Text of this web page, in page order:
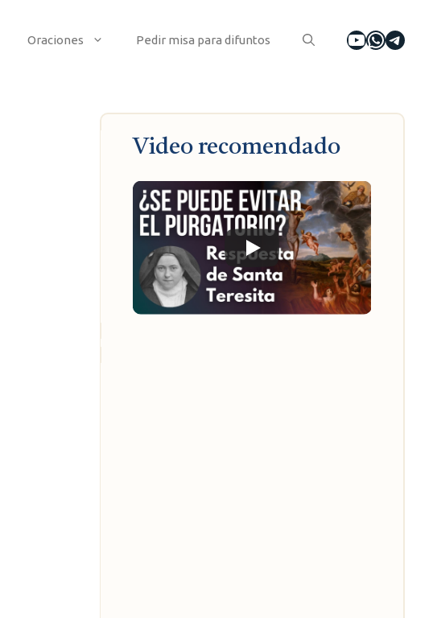
Oraciones Pedir misa para difuntos YouTube
Video recomendado